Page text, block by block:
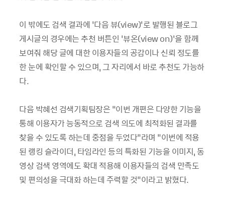
이 밖에도 검색 결과에 ‘다음 뷰(view)’로 발행된 블로그
게시글의 경우에는 추천 버튼인 ‘뷰온(view on)’을 함께
보여줘 해당 글에 대한 이용자들의 공감이나 신뢰 정도를
한 눈에 확인할 수 있으며, 그 자리에서 바로 추천도 가능하
다.
다음 박혜선 검색기획팀장은 “이번 개편은 다양한 기능을
통해 이용자가 능동적으로 검색 의도에 최적화된 결과를
찾을 수 있도록 하는데 중점을 두었다”라며 “이번에 적용
된 랭킹 슬라이더, 타임라인 등의 특화된 기능을 이미지, 동
영상 검색 영역에도 확대 적용해 이용자들의 검색 만족도
및 편의성을 극대화 하는데 주력할 것”이라고 밝혔다.